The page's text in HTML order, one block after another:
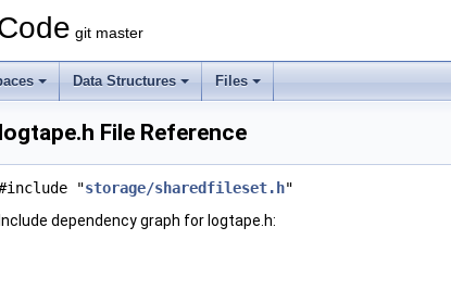
git master
Data Structures Files
logtape.h File Reference
"storage/sharedfileset.h"
Include dependency graph for logtape.h: